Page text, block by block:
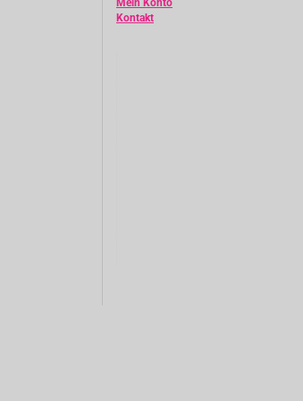
Mein Konto
Kontakt